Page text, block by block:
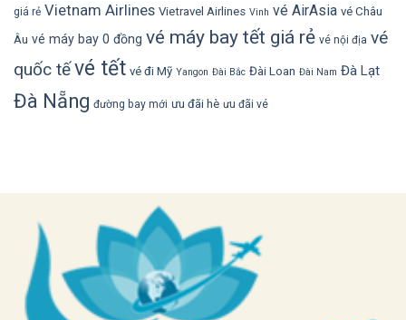
giá rẻ Vietnam Airlines Vietravel Airlines Vinh vé AirAsia vé Châu
Âu vé máy bay 0 đồng vé máy bay tết giá rẻ vé nội địa vé
quốc tếvé tết vé đi Mỹ Yangon Đài Bắc Đài Loan Đài Nam Đà Lạt
Đà Nẵng đường bay mới ưu đãi hè ưu đãi vé